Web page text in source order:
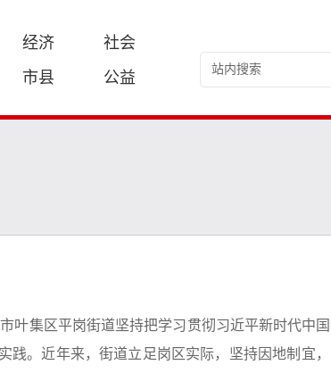
经济
社会
市县 公益
叶集区平岗街道坚持把学习贯彻习近平新时代中
践。近年来，街道立足岗区实际，坚持因地制宜